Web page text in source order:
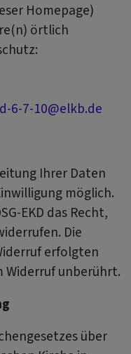
Homepage)
örtlich
6-7-10@elkb.de
Ihrer Daten
möglich.
EKD das Recht,
Die
erfolgten
Widerruf unberührt.
über